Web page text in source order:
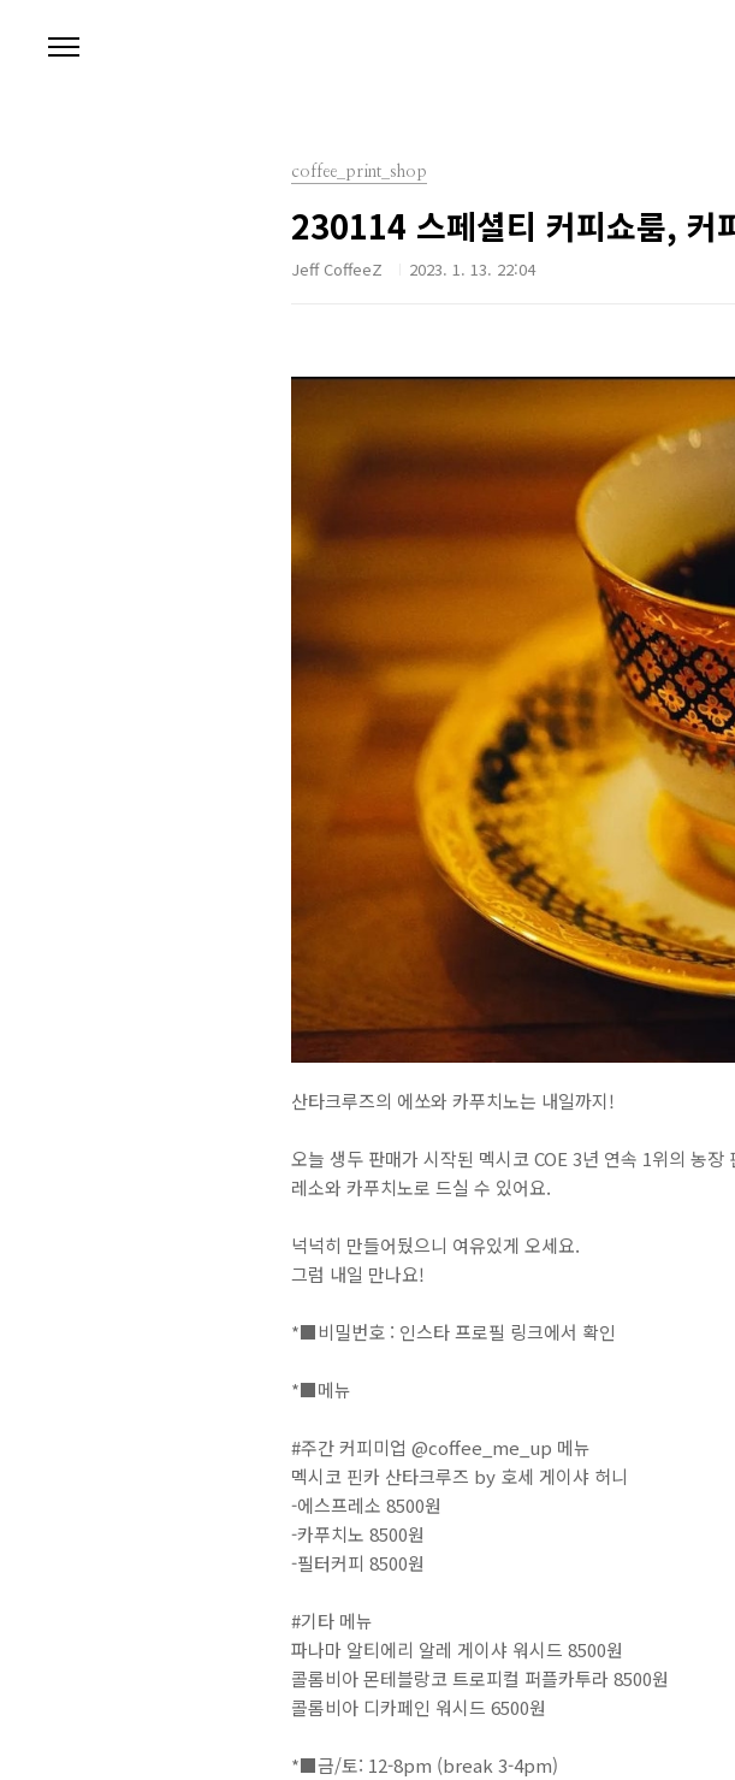
coffee_print_shop
230114 스페셜티 커피쇼룸, 커
Jeff CoffeeZ 2023. 1. 13. 22:04
산타크루즈의 에쏘와 카푸치노는 내일까지!⁣
오늘 생두 판매가 시작된 멕시코 COE 3년 연속 1위의 농
레소와 카푸치노로 드실 수 있어요.⁣
넉넉히 만들어뒀으니 여유있게 오세요. ⁣
⁣⁣그럼 내일 만나요!⁣⁣⁣
*■비밀번호 : 인스타 프로필 링크에서 확인⁣⁣⁣⁣⁣⁣⁣⁣⁣⁣⁣⁣⁣⁣⁣⁣⁣⁣⁣⁣⁣⁣⁣⁣⁣⁣⁣⁣⁣⁣⁣⁣⁣⁣⁣⁣⁣⁣⁣⁣⁣⁣⁣⁣⁣⁣⁣⁣⁣⁣⁣⁣⁣⁣⁣⁣⁣⁣⁣⁣⁣⁣⁣⁣⁣⁣⁣⁣⁣⁣⁣⁣⁣⁣⁣⁣⁣⁣⁣⁣⁣⁣⁣⁣⁣⁣⁣⁣⁣⁣⁣⁣⁣⁣⁣⁣⁣⁣⁣⁣⁣⁣⁣⁣⁣⁣⁣⁣⁣⁣⁣⁣⁣⁣⁣⁣⁣⁣⁣⁣⁣⁣⁣⁣⁣⁣⁣⁣⁣⁣⁣⁣⁣⁣⁣⁣⁣⁣⁣⁣⁣⁣⁣⁣⁣⁣⁣⁣⁣⁣⁣⁣⁣⁣⁣⁣⁣⁣⁣⁣⁣⁣⁣⁣⁣⁣⁣⁣⁣⁣⁣⁣⁣⁣⁣⁣⁣⁣⁣⁣⁣⁣⁣⁣⁣⁣⁣⁣⁣⁣⁣⁣⁣⁣⁣⁣⁣⁣⁣⁣⁣⁣⁣⁣⁣⁣⁣⁣⁣⁣⁣⁣⁣⁣⁣⁣⁣⁣⁣⁣⁣⁣⁣⁣⁣⁣⁣⁣⁣⁣⁣⁣⁣⁣⁣⁣⁣⁣⁣⁣⁣⁣⁣⁣
*■메뉴⁣⁣⁣⁣⁣⁣⁣⁣⁣⁣⁣⁣⁣⁣⁣⁣⁣⁣⁣⁣⁣⁣⁣⁣⁣⁣⁣⁣⁣⁣⁣⁣⁣⁣⁣⁣⁣⁣⁣⁣⁣⁣⁣⁣⁣⁣⁣⁣⁣⁣⁣⁣⁣⁣⁣⁣⁣⁣⁣⁣⁣⁣⁣⁣⁣⁣⁣⁣⁣⁣⁣⁣⁣⁣⁣⁣⁣⁣⁣⁣⁣⁣⁣⁣⁣⁣⁣⁣⁣⁣⁣⁣⁣⁣⁣⁣⁣⁣⁣⁣⁣⁣⁣⁣⁣⁣⁣⁣⁣⁣⁣⁣⁣⁣⁣⁣⁣⁣⁣⁣⁣⁣⁣⁣⁣⁣⁣⁣⁣⁣⁣⁣⁣⁣⁣⁣⁣⁣⁣⁣⁣⁣⁣⁣⁣⁣⁣⁣⁣⁣⁣⁣⁣⁣⁣⁣⁣⁣⁣⁣⁣⁣⁣⁣⁣⁣⁣⁣⁣⁣⁣⁣⁣⁣⁣⁣⁣⁣⁣⁣⁣⁣⁣⁣⁣⁣⁣⁣⁣⁣⁣⁣⁣⁣⁣⁣⁣⁣⁣⁣⁣⁣⁣⁣⁣⁣⁣⁣⁣⁣⁣⁣⁣⁣⁣⁣⁣⁣⁣⁣⁣⁣⁣⁣⁣⁣⁣⁣⁣⁣⁣⁣⁣⁣⁣⁣⁣⁣⁣⁣⁣⁣⁣⁣⁣⁣⁣⁣⁣⁣⁣⁣⁣⁣⁣⁣⁣⁣⁣⁣⁣⁣⁣⁣⁣⁣⁣⁣⁣⁣
#주간 커피미업 @coffee_me_up 메뉴⁣⁣⁣
멕시코 핀카 산타크루즈 by 호세 게이샤 허니⁣⁣
-에스프레소 8500원⁣⁣⁣
-카푸치노 8500원⁣⁣⁣
-필터커피 8500원⁣⁣⁣
#기타 메뉴⁣⁣⁣
파나마 알티에리 알레 게이샤 워시드 8500원⁣⁣⁣
콜롬비아 몬테블랑코 트로피컬 퍼플카투라 8500원⁣⁣⁣
콜롬비아 디카페인 워시드 6500원⁣⁣⁣⁣⁣⁣⁣⁣⁣
*■금/토: 12-8pm (break 3-4pm)⁣⁣⁣⁣⁣⁣⁣⁣⁣⁣⁣⁣⁣⁣⁣⁣⁣⁣⁣⁣⁣⁣⁣⁣⁣⁣⁣⁣⁣⁣⁣⁣⁣⁣⁣⁣⁣⁣⁣⁣⁣⁣⁣⁣⁣⁣⁣⁣⁣⁣⁣⁣⁣⁣⁣⁣⁣⁣⁣⁣⁣⁣⁣⁣⁣⁣⁣⁣⁣⁣⁣⁣⁣⁣⁣⁣⁣⁣⁣⁣⁣⁣⁣⁣⁣⁣⁣⁣⁣⁣⁣⁣⁣⁣⁣⁣⁣⁣⁣⁣⁣⁣⁣⁣⁣⁣⁣⁣⁣⁣⁣⁣⁣⁣⁣⁣⁣⁣⁣⁣⁣⁣⁣⁣⁣⁣⁣⁣⁣⁣⁣⁣⁣⁣⁣⁣⁣⁣⁣⁣⁣⁣⁣⁣⁣⁣⁣⁣⁣⁣⁣⁣⁣⁣⁣⁣⁣⁣⁣⁣⁣⁣⁣⁣⁣⁣⁣⁣⁣⁣⁣⁣⁣⁣⁣⁣⁣⁣⁣⁣⁣⁣⁣⁣⁣⁣⁣⁣⁣⁣⁣⁣⁣⁣⁣⁣⁣⁣⁣⁣⁣⁣⁣⁣⁣⁣⁣⁣⁣⁣⁣⁣⁣⁣⁣⁣⁣⁣⁣⁣⁣⁣⁣⁣⁣⁣⁣⁣⁣⁣⁣⁣⁣⁣⁣⁣⁣⁣⁣⁣⁣⁣⁣⁣⁣⁣⁣⁣⁣⁣⁣⁣⁣⁣⁣⁣⁣⁣⁣⁣